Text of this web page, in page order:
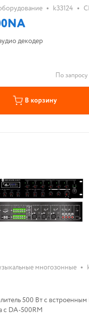
• k33124 •
декодер
По запросу
В корзину
многозонные •
500 Вт с встроенным
с DA-500RM